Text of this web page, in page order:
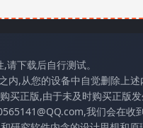
下载后自行测试。
,从您的设备中自觉删除上述
正版,由于未及时购买正版发
我们会在收